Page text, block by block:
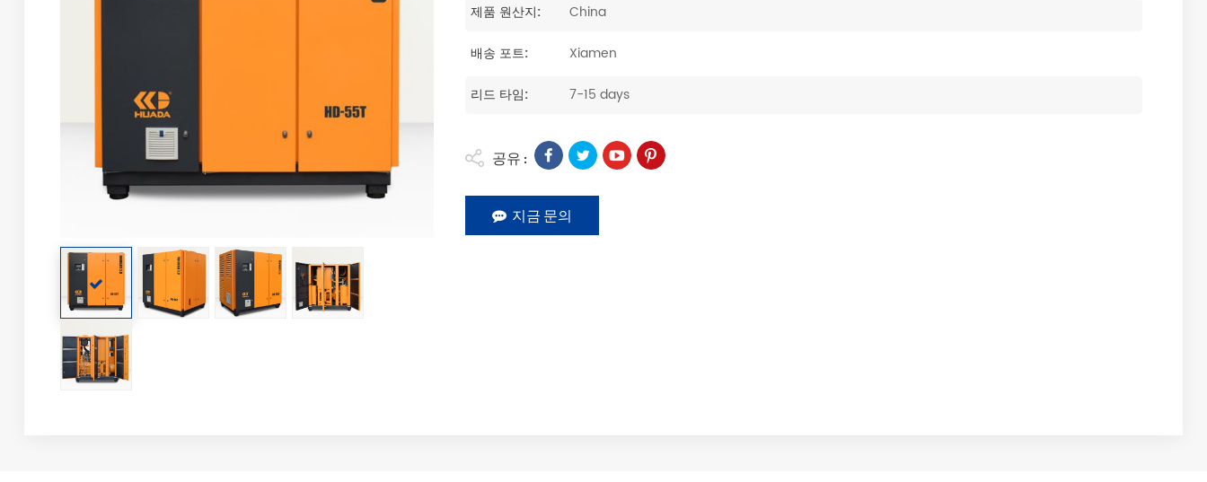
제품 원산지: China
배송 포트: Xiamen
리드 타임: 7-15 days
공유 :
지금 문의